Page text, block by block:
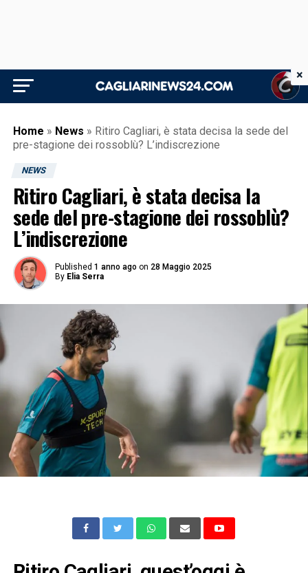
Home » News » Ritiro Cagliari, è stata decisa la sede del
pre-stagione dei rossoblù? L’indiscrezione
NEWS
Ritiro Cagliari, è stata decisa la
sede del pre-stagione dei rossoblù?
L’indiscrezione
Published 1 anno ago on 28 Maggio 2025
By Elia Serra
×